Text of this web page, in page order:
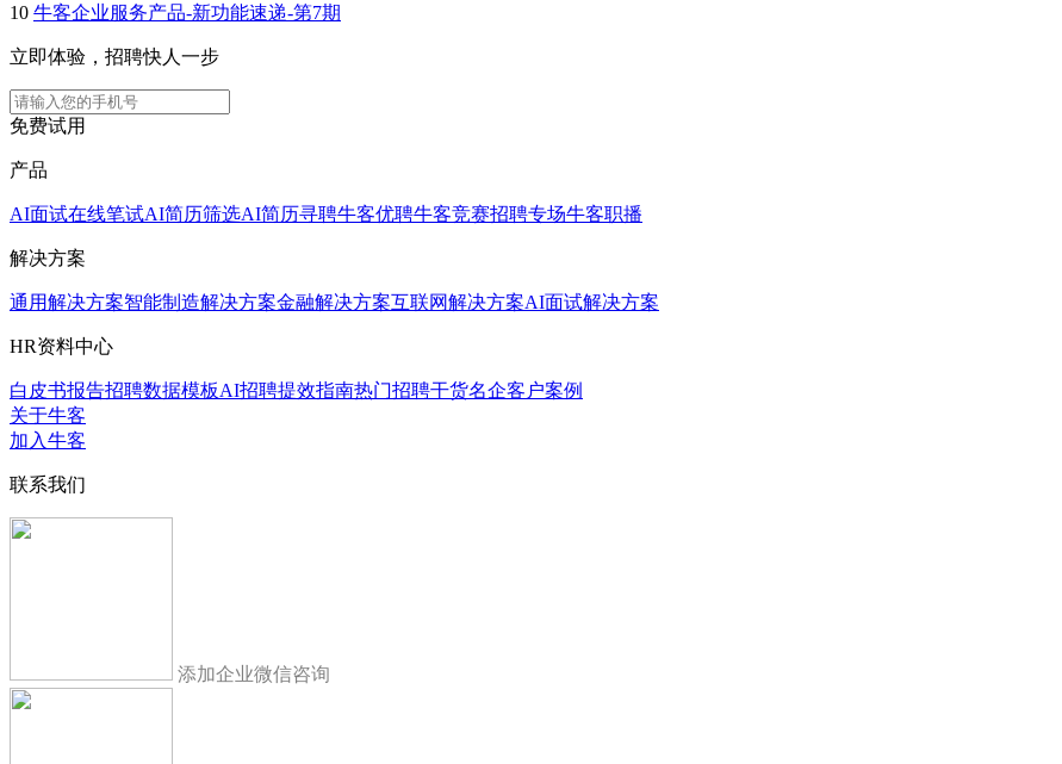
10 牛客企业服务产品-新功能速递-第7期
立即体验，招聘快人一步
免费试用
产品
AI面试在线笔试AI简历筛选AI简历寻聘牛客优聘牛客竞赛招聘专场牛客职播
解决方案
通用解决方案智能制造解决方案金融解决方案互联网解决方案AI面试解决方案
HR资料中心
白皮书报告招聘数据模板AI招聘提效指南热门招聘干货名企客户案例
关于牛客
加入牛客
联系我们
添加企业微信咨询